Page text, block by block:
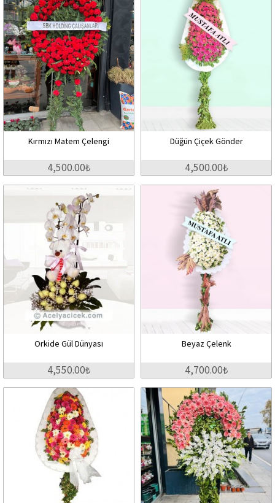
Kırmızı Matem Çelengi
4,500.00₺
Düğün Çiçek Gönder
4,500.00₺
Orkide Gül Dünyası
4,550.00₺
Beyaz Çelenk
4,700.00₺